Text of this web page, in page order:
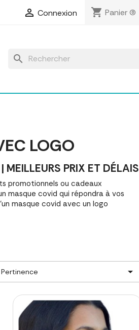
 Connexion shopping_cart Panier(0)
search
LOGO
PRIX ET DÉLAIS
promotionnels ou cadeaux
masque covid qui répondra à vos
masque covid avec un logo
Pertinence 